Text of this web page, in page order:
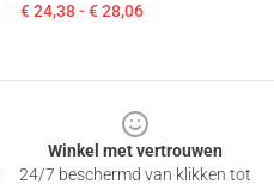
€ 24,38 - € 28,06
Winkel met vertrouwen
24/7 beschermd van klikken tot